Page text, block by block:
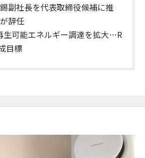
副社長を代表取締役候補に推
辞任
生可能エネルギー調達を拡大…R
目標